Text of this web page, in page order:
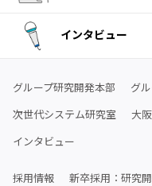
インタビュー
グループ研究開発本部 グ
次世代システム研究室
大
インタビュー
採用情報 新卒採用：研究